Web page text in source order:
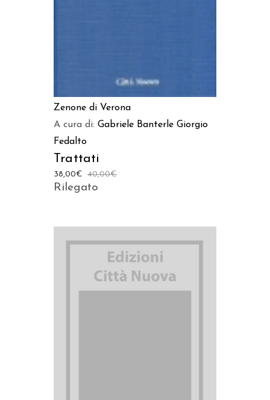
Zenone di Verona
A cura di: Gabriele Banterle Giorgio
Fedalto
Trattati
40,00€
38,00€
Rilegato